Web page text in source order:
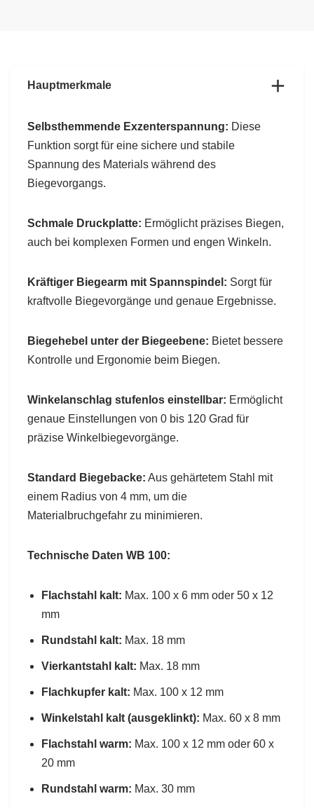
Hauptmerkmale
Selbsthemmende Exzenterspannung: Diese
Funktion sorgt für eine sichere und stabile
Spannung des Materials während des
Biegevorgangs.
Schmale Druckplatte: Ermöglicht präzises Biegen,
auch bei komplexen Formen und engen Winkeln.
Kräftiger Biegearm mit Spannspindel: Sorgt für
kraftvolle Biegevorgänge und genaue Ergebnisse.
Biegehebel unter der Biegeebene: Bietet bessere
Kontrolle und Ergonomie beim Biegen.
Winkelanschlag stufenlos einstellbar: Ermöglicht
genaue Einstellungen von 0 bis 120 Grad für
präzise Winkelbiegevorgänge.
Standard Biegebacke: Aus gehärtetem Stahl mit
einem Radius von 4 mm, um die
Materialbruchgefahr zu minimieren.
Technische Daten WB 100:
Flachstahl kalt: Max. 100 x 6 mm oder 50 x 12
mm
Rundstahl kalt: Max. 18 mm
Vierkantstahl kalt: Max. 18 mm
Flachkupfer kalt: Max. 100 x 12 mm
Winkelstahl kalt (ausgeklinkt): Max. 60 x 8 mm
Flachstahl warm: Max. 100 x 12 mm oder 60 x
20 mm
Rundstahl warm: Max. 30 mm